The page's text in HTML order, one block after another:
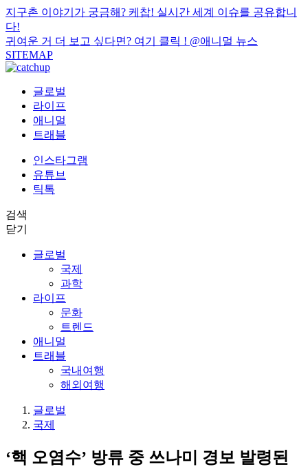
지구촌 이야기가 궁금해? 케찹! 실시간 세계 이슈를 공유합니
다!
귀여운 거 더 보고 싶다면? 여기 클릭 ! @애니멀 뉴스
SITEMAP
글로벌
라이프
애니멀
트래블
인스타그램
유튜브
틱톡
검색
닫기
글로벌
국제
과학
라이프
문화
트렌드
애니멀
트래블
국내여행
해외여행
글로벌
국제
‘핵 오염수’ 방류 중 쓰나미 경보 발령된